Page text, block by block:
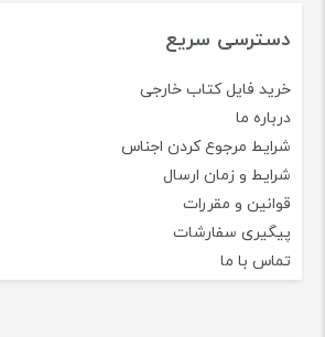
دسترسی سریع
خرید فایل کتاب خارجی
درباره ما
شرایط مرجوع کردن اجناس
شرایط و زمان ارسال
قوانین و مقررات
پیگیری سفارشات
تماس با ما